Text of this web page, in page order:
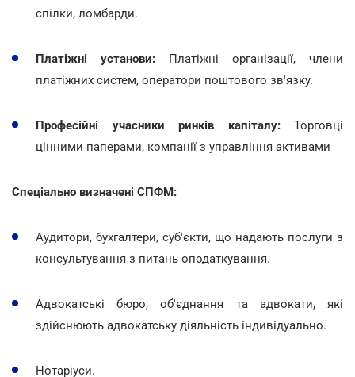
спілки, ломбарди.
Платіжні установи: Платіжні організації, члени
платіжних систем, оператори поштового зв'язку.
Професійні учасники ринків капіталу:Торговці
цінними паперами, компанії з управління активами
Спеціально визначені СПФМ:
Аудитори, бухгалтери, суб'єкти, що надають послуги з
консультування з питань оподаткування.
Адвокатські бюро, об'єднання та адвокати, які
здійснюють адвокатську діяльність індивідуально.
Нотаріуси.